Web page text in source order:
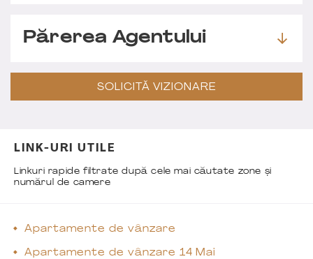
Părerea Agentului
SOLICITĂ VIZIONARE
LINK-URI UTILE
Linkuri rapide filtrate după cele mai căutate zone și
numărul de camere
Apartamente de vânzare
Apartamente de vânzare 14 Mai